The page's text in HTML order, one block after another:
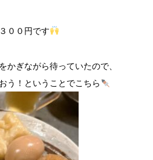
００円です
かぎながら待っていたので、
う！ということでこちら